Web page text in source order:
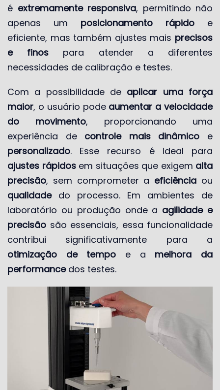
é extremamente responsiva, permitindo não
apenas um posicionamento rápido e
eficiente, mas também ajustes mais precisos
e finos para atender a diferentes
necessidades de calibração e testes.
Com a possibilidade de aplicar uma força
maior, o usuário pode aumentar a velocidade
do movimento, proporcionando uma
experiência de controle mais dinâmico e
personalizado. Esse recurso é ideal para
ajustes rápidosem situações que exigem alta
precisão, sem comprometer a eficiência ou
qualidadedo processo. Em ambientes de
laboratório ou produção onde a agilidade e
precisão são essenciais, essa funcionalidade
contribui significativamente para a
otimização de tempo e a melhora da
performancedos testes.